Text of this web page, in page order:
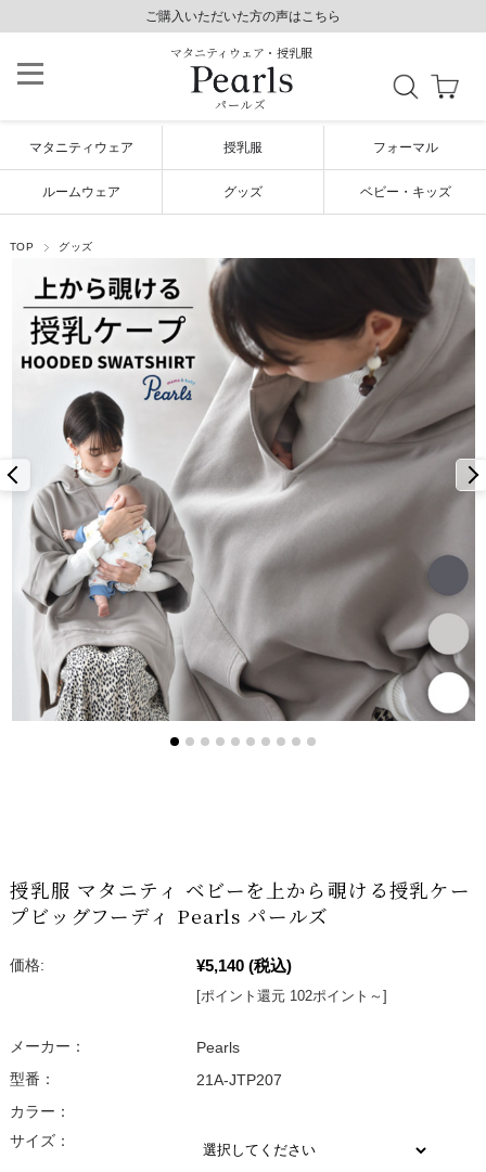
ご購入いただいた方の声はこちら
8,800円以上で送料無料/土日祝も発送（年末年始除く）
ご購入いただいた方の声はこちら
8,800円以上で送料無料/土日祝も発送（年末年始除く）
マタニティウェア・授乳服
パールズ
マタニティウェア 授乳服 フォーマル
ルームウェア グッズ ベビー・キッズ
TOP グッズ
授乳服 マタニティ ベビーを上から覗ける授乳ケー
プビッグフーディ Pearls パールズ
価格: ¥5,140 (税込)
[ポイント還元 102ポイント～]
メーカー：
Pearls
型番：
21A-JTP207
カラー：
サイズ：